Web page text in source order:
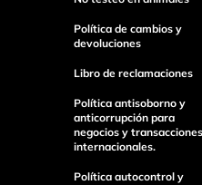
Política de cambios y
devoluciones
Libro de reclamaciones
Política antisoborno y
anticorrupción para
negocios y transacciones
internacionales.
Política autocontrol y